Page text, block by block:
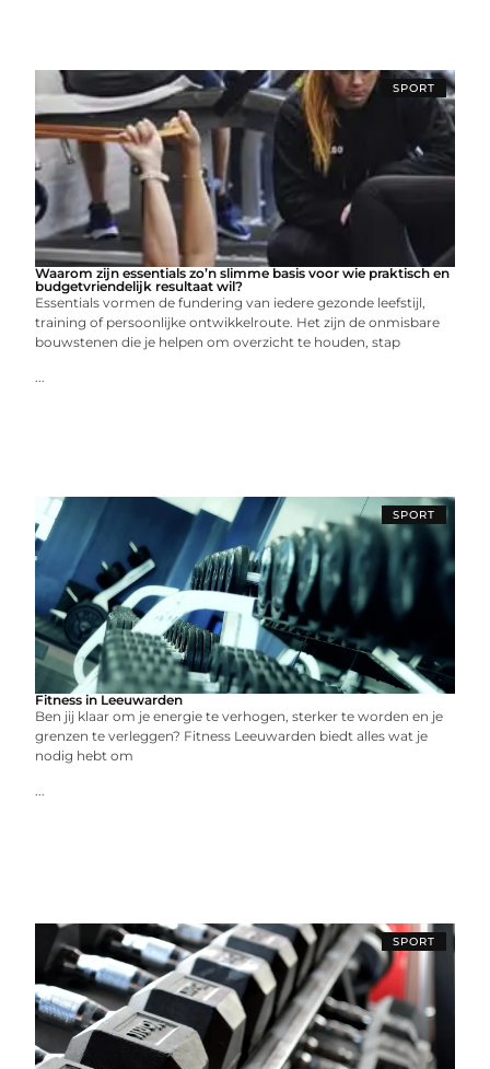
SPORT
Waarom zijn essentials zo’n slimme basis voor wie praktisch en
budgetvriendelijk resultaat wil?
Essentials vormen de fundering van iedere gezonde leefstijl,
training of persoonlijke ontwikkelroute. Het zijn de onmisbare
bouwstenen die je helpen om overzicht te houden, stap
...
SPORT
Fitness in Leeuwarden
Ben jij klaar om je energie te verhogen, sterker te worden en je
grenzen te verleggen? Fitness Leeuwarden biedt alles wat je
nodig hebt om
...
SPORT